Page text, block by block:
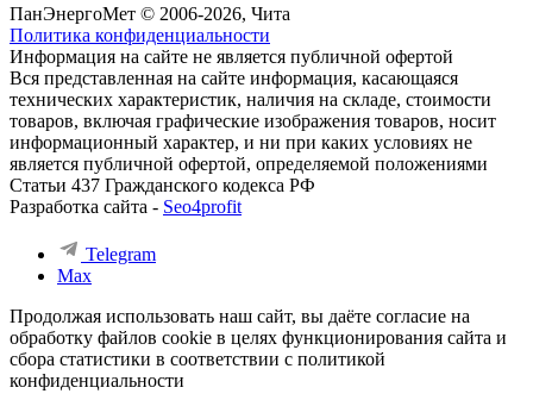
ПанЭнергоМет © 2006-2026, Чита
Политика конфиденциальности
Информация на сайте не является публичной офертой
Вся представленная на сайте информация, касающаяся
технических характеристик, наличия на складе, стоимости
товаров, включая графические изображения товаров, носит
информационный характер, и ни при каких условиях не
является публичной офертой, определяемой положениями
Статьи 437 Гражданского кодекса РФ
Разработка сайта - Seo4profit
Telegram
Max
Продолжая использовать наш сайт, вы даёте согласие на
обработку файлов cookie в целях функционирования сайта и
сбора статистики в соответствии с политикой
конфиденциальности